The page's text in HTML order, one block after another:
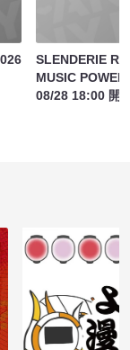
SLENDERIE
MUSIC
08/28 18:00 開